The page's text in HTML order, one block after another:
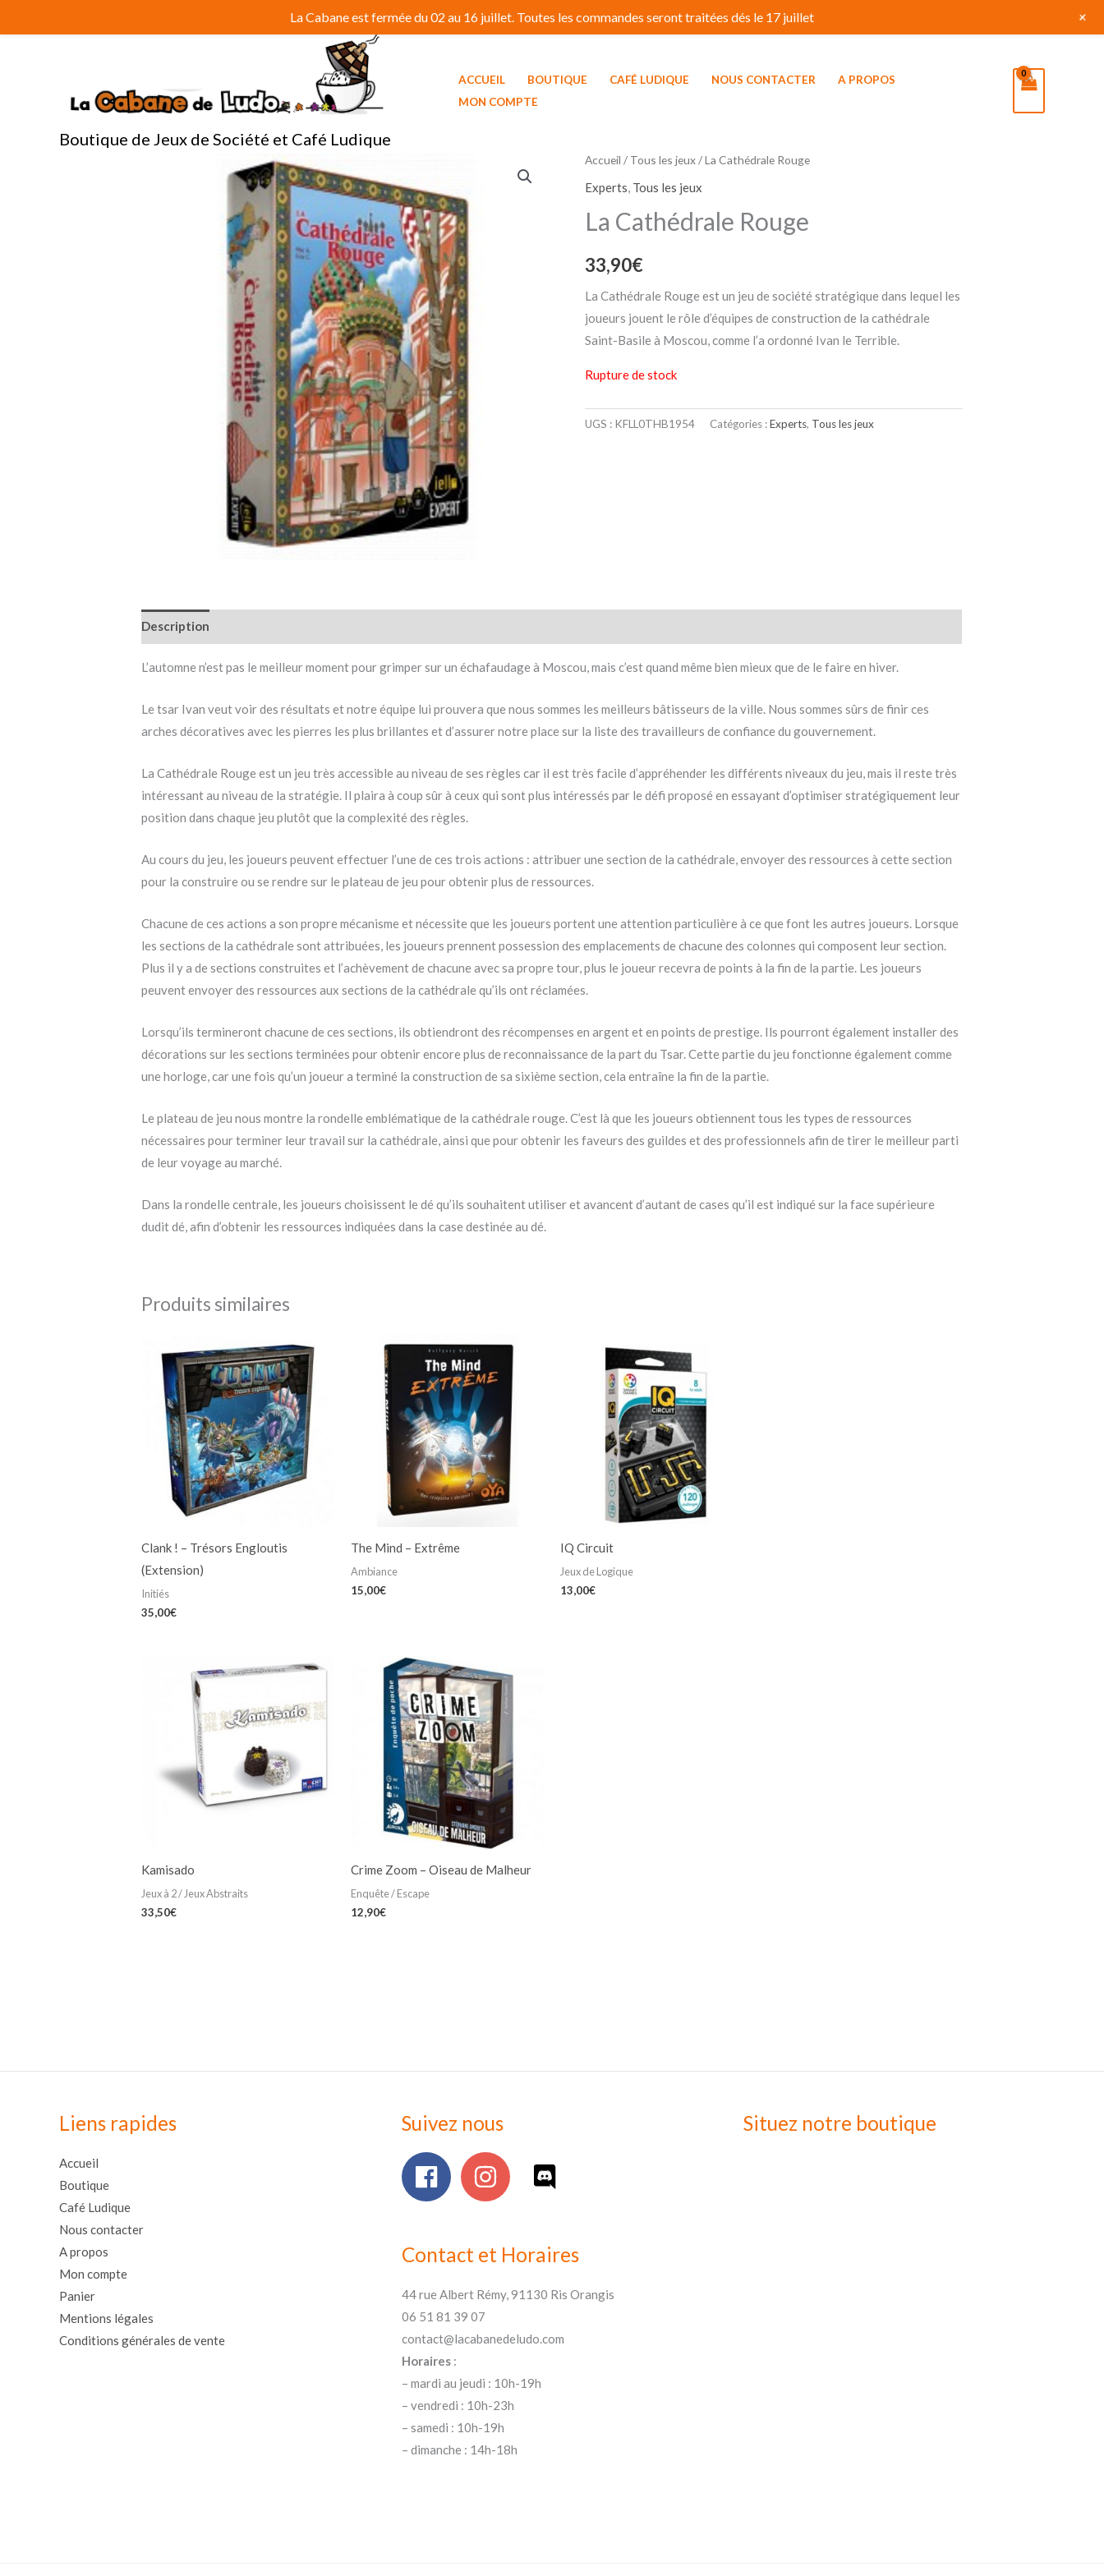
au
Boutique de Jeux de Société et Café Ludique
ACCUEIL BOUTIQUE CAFÉ LUDIQUE NOUS CONTACTER
A PROPOS
MON COMPTE
Accueil / Tous les jeux/ La Cathédrale Rouge
Experts, Tous les jeux
La Cathédrale Rouge
33,90€
La Cathédrale Rouge est un jeu de société stratégique dans lequel les
joueurs jouent le rôle d’équipes de construction de la cathédrale
Saint-Basile à Moscou, comme l’a ordonné Ivan le Terrible.
Rupture de stock
UGS : KFLL0THB1954 Catégories :Experts, Tous les jeux
Description
L’automne n’est pas le meilleur moment pour grimper sur un échafaudage à Moscou, mais c’est quand même bien mieux que de le faire en hiver.
Le tsar Ivan veut voir des résultats et notre équipe lui prouvera que nous sommes les meilleurs bâtisseurs de la ville. Nous sommes sûrs de finir ces
arches décoratives avec les pierres les plus brillantes et d’assurer notre place sur la liste des travailleurs de confiance du gouvernement.
La Cathédrale Rouge est un jeu très accessible au niveau de ses règles car il est très facile d’appréhender les différents niveaux du jeu, mais il reste très
intéressant au niveau de la stratégie. Il plaira à coup sûr à ceux qui sont plus intéressés par le défi proposé en essayant d’optimiser stratégiquement leur
position dans chaque jeu plutôt que la complexité des règles.
Au cours du jeu, les joueurs peuvent effectuer l’une de ces trois actions : attribuer une section de la cathédrale, envoyer des ressources à cette section
pour la construire ou se rendre sur le plateau de jeu pour obtenir plus de ressources.
Chacune de ces actions a son propre mécanisme et nécessite que les joueurs portent une attention particulière à ce que font les autres joueurs. Lorsque
les sections de la cathédrale sont attribuées, les joueurs prennent possession des emplacements de chacune des colonnes qui composent leur section.
Plus il y a de sections construites et l’achèvement de chacune avec sa propre tour, plus le joueur recevra de points à la fin de la partie. Les joueurs
peuvent envoyer des ressources aux sections de la cathédrale qu’ils ont réclamées.
Lorsqu’ils termineront chacune de ces sections, ils obtiendront des récompenses en argent et en points de prestige. Ils pourront également installer des
décorations sur les sections terminées pour obtenir encore plus de reconnaissance de la part du Tsar. Cette partie du jeu fonctionne également comme
une horloge, car une fois qu’un joueur a terminé la construction de sa sixième section, cela entraîne la fin de la partie.
Le plateau de jeu nous montre la rondelle emblématique de la cathédrale rouge. C’est là que les joueurs obtiennent tous les types de ressources
nécessaires pour terminer leur travail sur la cathédrale, ainsi que pour obtenir les faveurs des guildes et des professionnels afin de tirer le meilleur parti
de leur voyage au marché.
Dans la rondelle centrale, les joueurs choisissent le dé qu’ils souhaitent utiliser et avancent d’autant de cases qu’il est indiqué sur la face supérieure
dudit dé, afin d’obtenir les ressources indiquées dans la case destinée au dé.
Produits similaires
Clank ! – Trésors Engloutis
(Extension)
Initiés
35,00€
The Mind – Extrême
Ambiance
15,00€
IQ Circuit
Jeux de Logique
13,00€
Kamisado
Jeux à 2 / Jeux Abstraits
33,50€
Crime Zoom – Oiseau de Malheur
Enquête / Escape
12,90€
Liens rapides
Accueil
Boutique
Café Ludique
Nous contacter
A propos
Mon compte
Panier
Mentions légales
Conditions générales de vente
Suivez nous
Contact et Horaires
44 rue Albert Rémy, 91130 Ris Orangis
06 51 81 39 07
contact@lacabanedeludo.com
Horaires:
– mardi au jeudi : 10h-19h
– vendredi : 10h-23h
– samedi : 10h-19h
– dimanche : 14h-18h
Situez notre boutique
La Cabane est fermée du 02 au 16 juillet. Toutes les commandes seront traitées dés le 17 juillet +